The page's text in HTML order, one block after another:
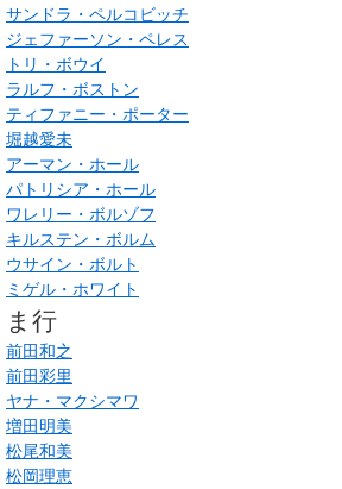
サンドラ・ペルコビッチ
ジェファーソン・ペレス
トリ・ボウイ
ラルフ・ボストン
ティファニー・ポーター
堀越愛未
アーマン・ホール
パトリシア・ホール
ワレリー・ボルゾフ
キルステン・ボルム
ウサイン・ボルト
ミゲル・ホワイト
ま行
前田和之
前田彩里
ヤナ・マクシマワ
増田明美
松尾和美
松岡理恵